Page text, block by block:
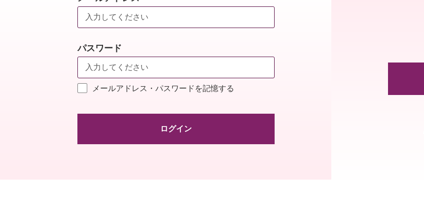
パスワード
メールアドレス・パスワードを記憶する
ログイン